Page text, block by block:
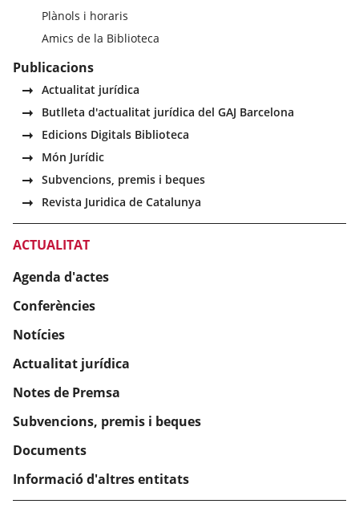
Plànols i horaris
Amics de la Biblioteca
Publicacions
Actualitat jurídica
Butlleta d'actualitat jurídica del GAJ Barcelona
Edicions Digitals Biblioteca
Món Jurídic
Subvencions, premis i beques
Revista Juridica de Catalunya
ACTUALITAT
Agenda d'actes
Conferències
Notícies
Actualitat jurídica
Notes de Premsa
Subvencions, premis i beques
Documents
Informació d'altres entitats